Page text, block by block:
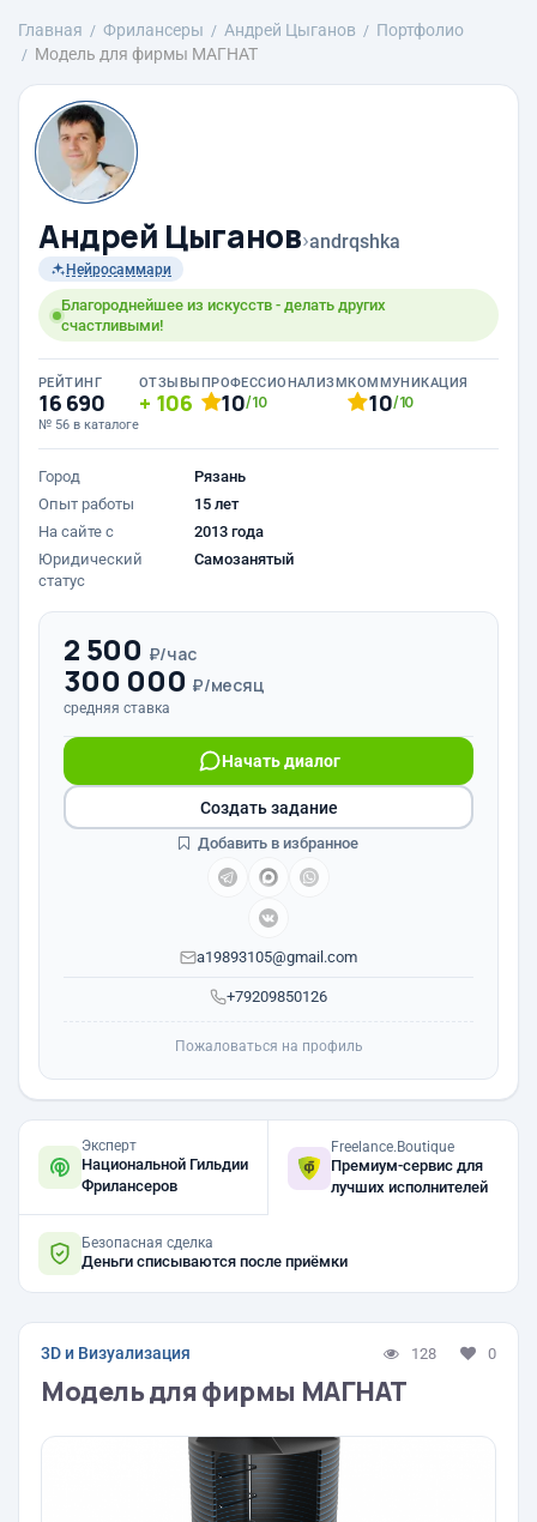
Главная Фрилансеры Андрей Цыганов
Портфолио
Модель для фирмы МАГНАТ
Андрей Цыганов›andrqshka
Нейросаммари
Благороднейшее из искусств - делать других
счастливыми!
РЕЙТИНГ
16 690
№ 56 в каталоге
ОТЗЫВЫ
106
ПРОФЕССИОНАЛИЗМ
10/10
КОММУНИКАЦИЯ
10/10
Город
Рязань
Опыт работы
15 лет
На сайте с
2013 года
Юридический
статус
Самозанятый
2 500 ₽/час
300 000 ₽/месяц
средняя ставка
+79209850126
Начать диалог
a19893105@gmail.com
Создать задание
Добавить в избранное
Пожаловаться на профиль
Эксперт
Национальной Гильдии
Фрилансеров
Freelance.Boutique
Премиум-сервис для
лучших исполнителей
Безопасная сделка
Деньги списываются после приёмки
3D и Визуализация 128 0
Модель для фирмы МАГНАТ